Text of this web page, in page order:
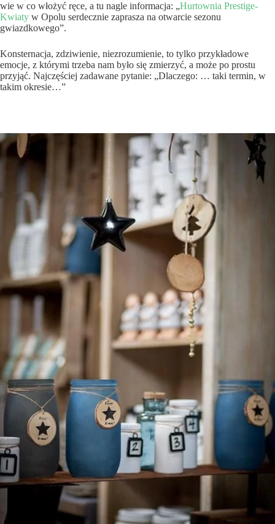
wie w co włożyć ręce, a tu nagle informacja: „Hurtownia Prestige-
Kwiaty w Opolu serdecznie zaprasza na otwarcie sezonu
gwiazdkowego”.
Konsternacja, zdziwienie, niezrozumienie, to tylko przykładowe
emocje, z którymi trzeba nam było się zmierzyć, a może po prostu
przyjąć. Najczęściej zadawane pytanie: „Dlaczego: … taki termin, w
takim okresie…”